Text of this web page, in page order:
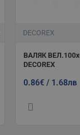
DECOREX
ВАЛЯК
DECOREX
0.86€ / 1.68лв